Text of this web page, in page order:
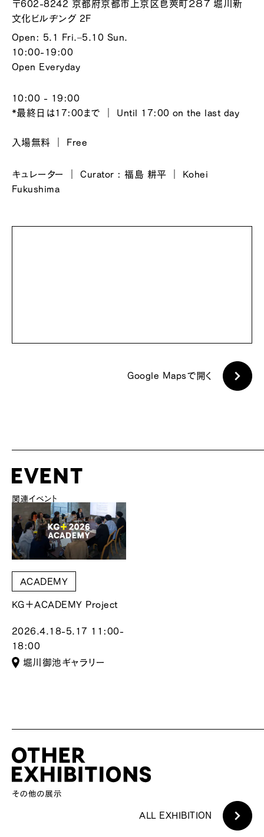
〒602-8242 京都府京都市上京区皀莢町２８７ 堀川新
文化ビルヂング 2F
Open: 5.1 Fri.–5.10 Sun.
10:00-19:00
Open Everyday
10:00 - 19:00
*最終日は17:00まで ｜ Until 17:00 on the last day
入場無料 ｜ Free
キュレーター ｜ Curator : 福島 耕平 ｜ Kohei
Fukushima
Google Mapsで開く
ACADEMY
KG＋ACADEMY Project
2026.4.18-5.17 11:00-
18:00
堀川御池ギャラリー
ALL EXHIBITION